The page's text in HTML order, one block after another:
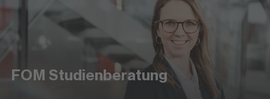
FOM Studienberatung